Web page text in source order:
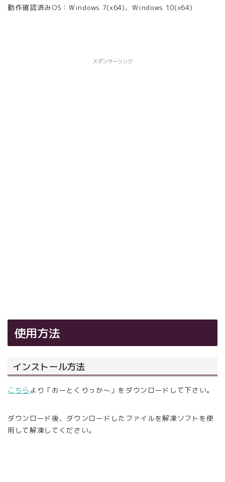
動作確認済みOS：Windows 7(x64)、Windows 10(x64)
スポンサーリンク
使用方法
インストール方法
こちら より「おーとくりっか～」をダウンロードして下さい。
ダウンロード後、ダウンロードしたファイルを解凍ソフトを使
用して解凍してください。